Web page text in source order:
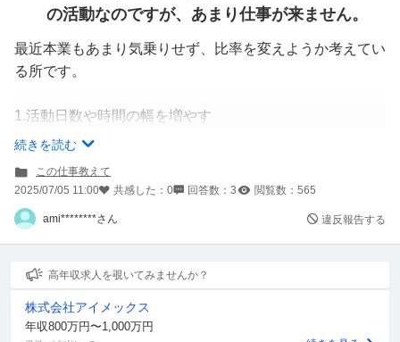
の活動なのですが、あまり仕事が来ません。
最近本業もあまり気乗りせず、比率を変えようか考えてい
る所です。
1.活動日数や時間の幅を増やす
2.着衣のみ→着衣中心(セミヌードあり)にする
仕事増に繋がるのはどちらだと思われますか？
補足
続きを読む
この仕事教えて
2025/07/05 11:00
共感した： 0 回答数： 3 閲覧数： 565
ami********さん 違反報告する
高年収求人を覗いてみませんか？
株式会社アイメックス
年収800万円〜1,000万円